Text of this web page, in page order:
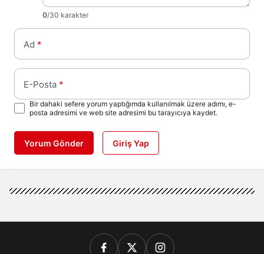
0/30 karakter
Ad *
E-Posta *
Bir dahaki sefere yorum yaptığımda kullanılmak üzere adımı, e-
posta adresimi ve web site adresimi bu tarayıcıya kaydet.
Yorum Gönder Giriş Yap